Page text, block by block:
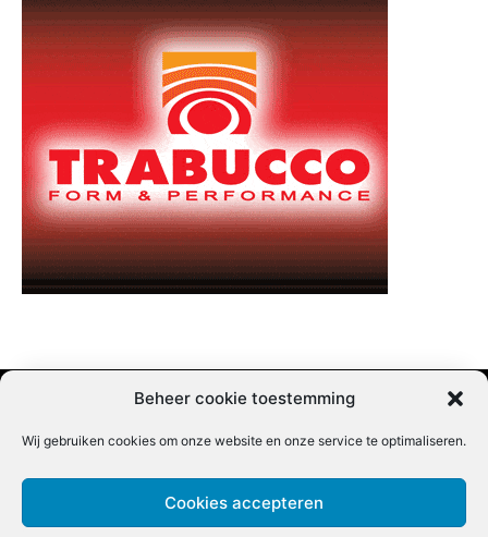
Beheer cookie toestemming
Wij gebruiken cookies om onze website en onze service te optimaliseren.
Cookies accepteren
Nieuwsbrief inschrijven | Partner content